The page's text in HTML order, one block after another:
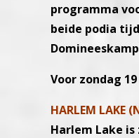
programma
beide podia
Voor zondag
HARLEM LAKE
Harlem Lake